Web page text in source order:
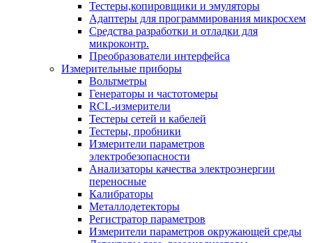
Тестеры,копировщики и эмуляторы
Адаптеры для программирования микросхем
Cредства разработки и отладки для
микроконтр.
Преобразователи интерфейса
Измерительные приборы
Вольтметры
Генераторы и частотомеры
RCL-измерители
Тестеры сетей и кабелей
Тестеры, пробники
Измерители параметров
электробезопасности
Анализаторы качества электроэнергии
переносные
Калибраторы
Металлодетекторы
Регистратор параметров
Измерители параметров окружающей среды